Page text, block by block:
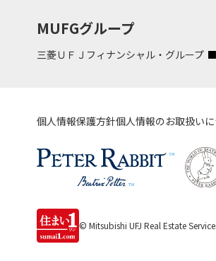
MUFGグループ
三菱ＵＦＪフィナンシャル・グループ
個人情報保護方針個人情報のお取扱い
© Mitsubishi UFJ Real Estate